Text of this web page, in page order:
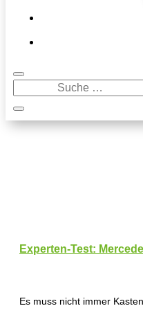
Experten-Test:
Es muss nicht immer